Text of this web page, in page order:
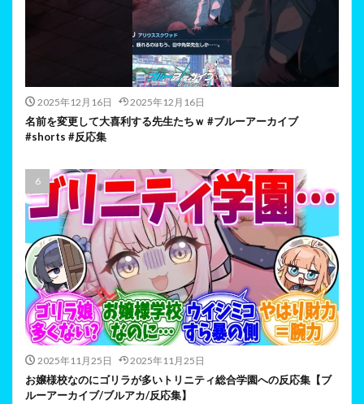
2025年12月16日 2025年12月16日
名前を変更して大喜利する先生たちｗ #ブルーアーカイブ
#shorts #反応集
2025年11月25日 2025年11月25日
お嬢様校なのにゴリラが多いトリニティ総合学園への反応集【ブ
ルーアーカイブ/ブルアカ/反応集】